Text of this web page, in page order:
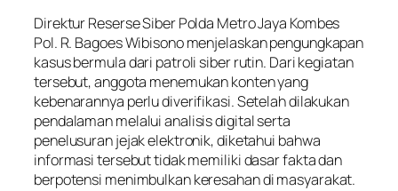
Direktur Reserse Siber Polda Metro Jaya Kombes
Pol. R. Bagoes Wibisono menjelaskan pengungkapan
kasus bermula dari patroli siber rutin. Dari kegiatan
tersebut, anggota menemukan konten yang
kebenarannya perlu diverifikasi. Setelah dilakukan
pendalaman melalui analisis digital serta
penelusuran jejak elektronik, diketahui bahwa
informasi tersebut tidak memiliki dasar fakta dan
berpotensi menimbulkan keresahan di masyarakat.